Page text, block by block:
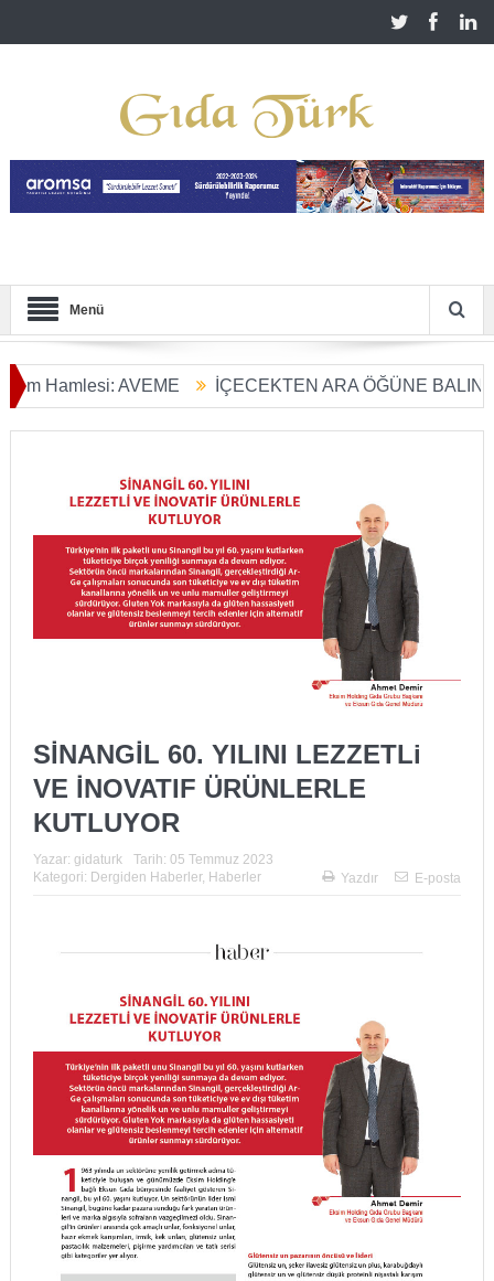
Menü
AVEME İÇECEKTEN ARA ÖĞÜNE BALIN
Dönüşümü Başladı
SİNANGİL 60. YILINI LEZZETLi
VE İNOVATIF ÜRÜNLERLE
KUTLUYOR
Yazar: gidaturk Tarih: 05 Temmuz 2023
Kategori: Dergiden Haberler, Haberler Yazdır E-posta